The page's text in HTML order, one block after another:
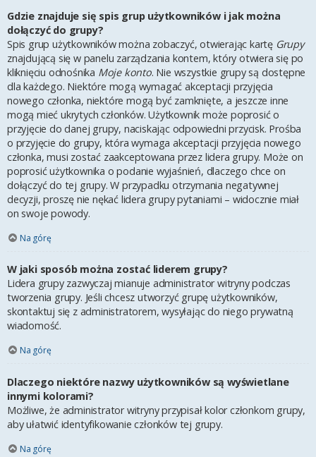
Gdzie znajduje się spis grup użytkowników i jak można
dołączyć do grupy?
Spis grup użytkowników można zobaczyć, otwierając kartę Grupy
znajdującą się w panelu zarządzania kontem, który otwiera się po
kliknięciu odnośnika Moje konto. Nie wszystkie grupy są dostępne
dla każdego. Niektóre mogą wymagać akceptacji przyjęcia
nowego członka, niektóre mogą być zamknięte, a jeszcze inne
mogą mieć ukrytych członków. Użytkownik może poprosić o
przyjęcie do danej grupy, naciskając odpowiedni przycisk. Prośba
o przyjęcie do grupy, która wymaga akceptacji przyjęcia nowego
członka, musi zostać zaakceptowana przez lidera grupy. Może on
poprosić użytkownika o podanie wyjaśnień, dlaczego chce on
dołączyć do tej grupy. W przypadku otrzymania negatywnej
decyzji, proszę nie nękać lidera grupy pytaniami – widocznie miał
on swoje powody.
Na górę
W jaki sposób można zostać liderem grupy?
Lidera grupy zazwyczaj mianuje administrator witryny podczas
tworzenia grupy. Jeśli chcesz utworzyć grupę użytkowników,
skontaktuj się z administratorem, wysyłając do niego prywatną
wiadomość.
Na górę
Dlaczego niektóre nazwy użytkowników są wyświetlane
innymi kolorami?
Możliwe, że administrator witryny przypisał kolor członkom grupy,
aby ułatwić identyfikowanie członków tej grupy.
Na górę